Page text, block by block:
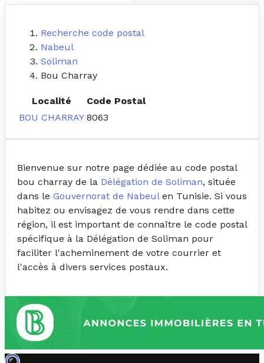
Recherche code postal
Nabeul
Soliman
Bou Charray
Localité
Code Postal
BOU CHARRAY 8063
Bienvenue sur notre page dédiée au code postal
bou charray de la Délégation de Soliman, située
dans le Gouvernorat de Nabeulen Tunisie. Si vous
habitez ou envisagez de vous rendre dans cette
région, il est important de connaître le code postal
spécifique à la Délégation de Soliman pour
faciliter l'acheminement de votre courrier et
l'accès à divers services postaux.